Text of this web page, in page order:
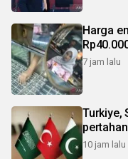
Harga
7 jam lalu
Turkiye,
10 jam lalu